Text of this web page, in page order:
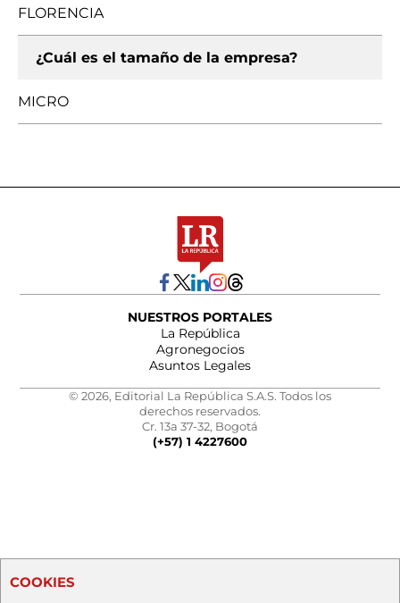
FLORENCIA
¿Cuál es el tamaño de la empresa?
MICRO
NUESTROS PORTALES
La República
Agronegocios
Asuntos Legales
© 2026, Editorial La República S.A.S. Todos los
derechos reservados.
Cr. 13a 37-32, Bogotá
(+57) 1 4227600
COOKIES